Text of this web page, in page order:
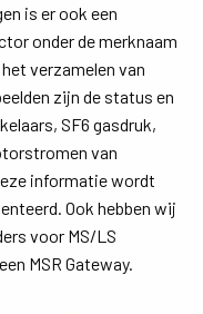
is er ook een
onder de merknaam
verzamelen van
zijn de status en
SF6 gasdruk,
van
informatie wordt
Ook hebben wij
voor MS/LS
MSR Gateway.